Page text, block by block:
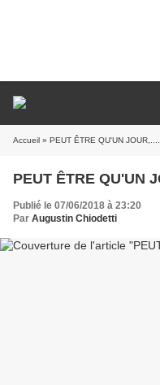
Accueil » PEUT ÊTRE QU'UN
PEUT ÊTRE QU'UN
Publié le 07/06/2018 à 23:20
Par Augustin Chiodetti